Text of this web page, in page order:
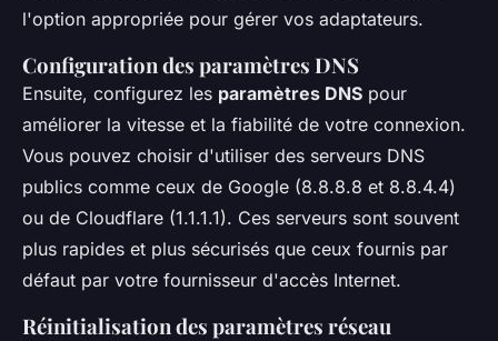
l'option appropriée pour gérer vos adaptateurs.
Configuration des paramètres DNS
Ensuite, configurez les paramètres DNS pour
améliorer la vitesse et la fiabilité de votre connexion.
Vous pouvez choisir d'utiliser des serveurs DNS
publics comme ceux de Google (8.8.8.8 et 8.8.4.4)
ou de Cloudflare (1.1.1.1). Ces serveurs sont souvent
plus rapides et plus sécurisés que ceux fournis par
défaut par votre fournisseur d'accès Internet.
Réinitialisation des paramètres réseau